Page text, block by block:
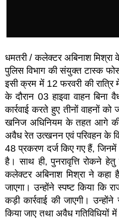
धमतरी / कलेक्टर अबिनाश मिश्रा
पुलिस विभाग की संयुक्त टास्क
इसी क्रम में 12 फरवरी की रात्रि में
के दौरान 03 हाइवा वाहन
कार्रवाई करते हुए तीनों वाहनों
खनिज अधिनियम के तहत आगे की
अवैध रेत उत्खनन एवं परिवहन के
48 प्रकरण दर्ज किए गए हैं,
है। साथ ही, पुनरावृत्ति रोकने
कलेक्टर अबिनाश मिश्रा ने कहा
जाएगा। उन्होंने स्पष्ट किया कि
कड़ी कार्रवाई की जाएगी।
किया जाए तथा अवैध गतिविधियों